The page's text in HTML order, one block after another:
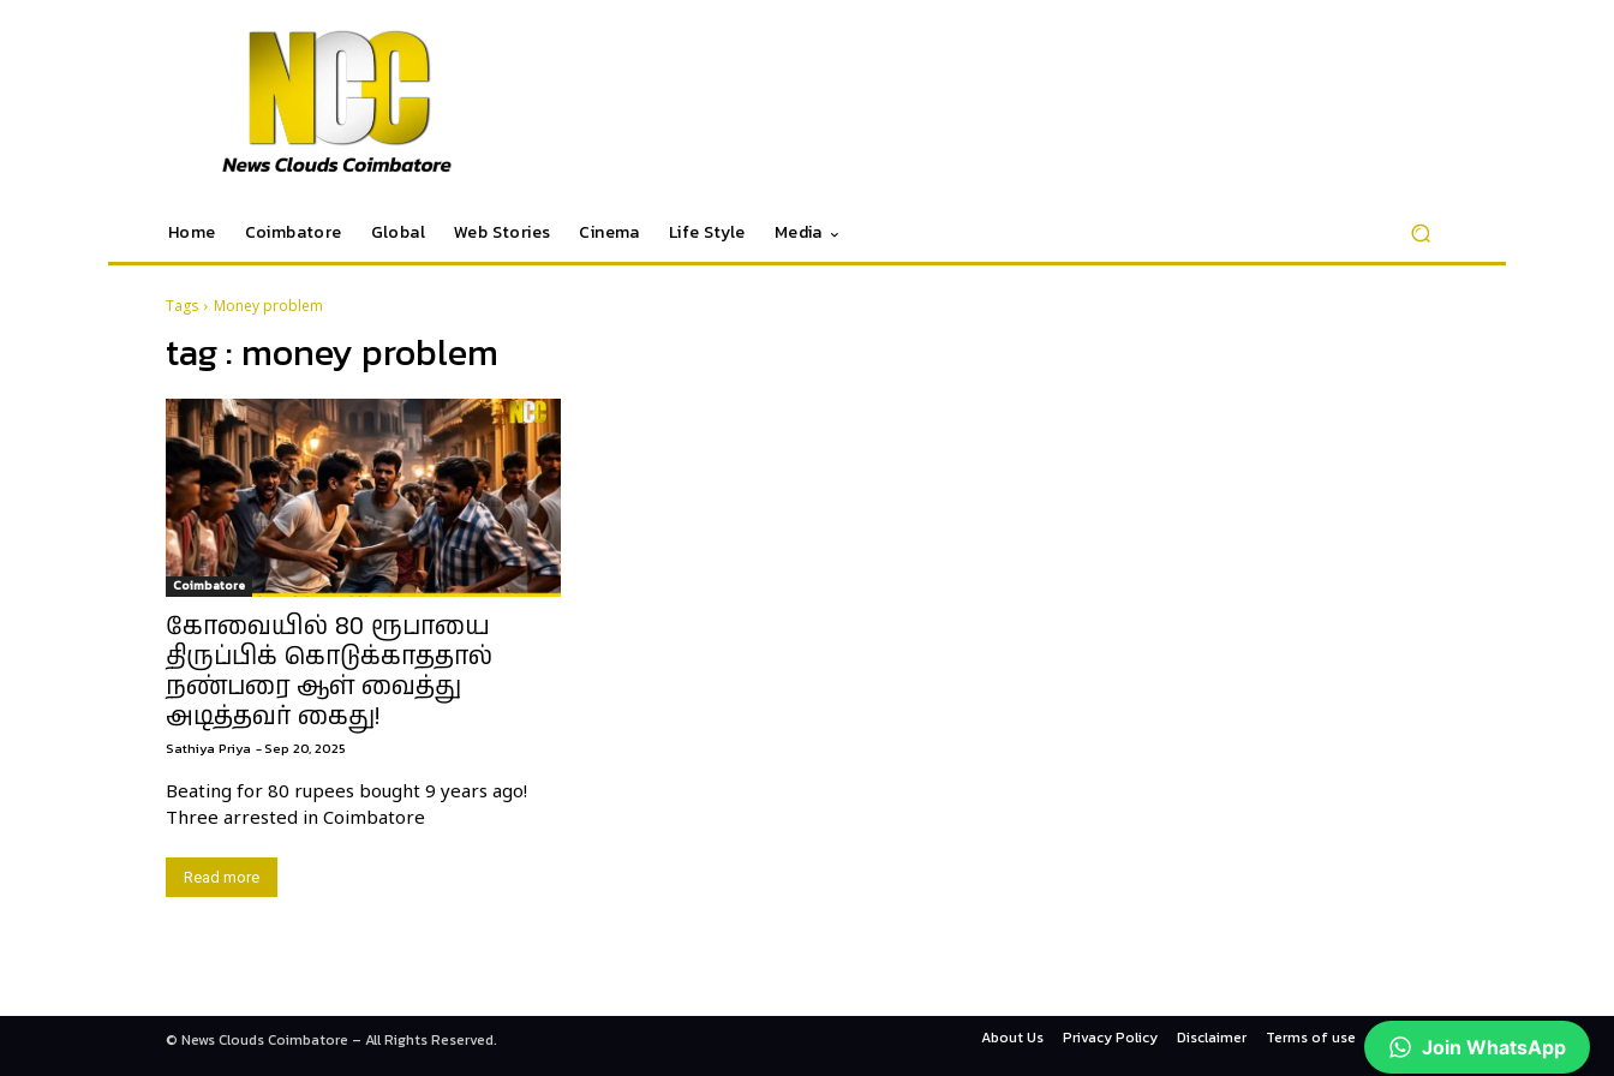
Home Coimbatore Global Web Stories Cinema Life Style Media
Tags Money problem
tag : money problem
Coimbatore
கோவையில் 80 ரூபாயை
திருப்பிக் கொடுக்காததால்
நண்பரை ஆள் வைத்து
அடித்தவர் கைது!
Sathiya Priya -Sep 20, 2025
Beating for 80 rupees bought 9 years ago!
Three arrested in Coimbatore
Read more
© News Clouds Coimbatore – All Rights Reserved. About Us Privacy Policy Disclaimer Terms of use Contact usJoin WhatsApp